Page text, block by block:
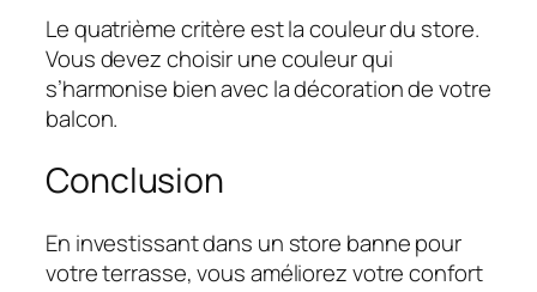
Le quatrième critère est la couleur du store.
Vous devez choisir une couleur qui
s’harmonise bien avec la décoration de votre
balcon.
Conclusion
En investissant dans un store banne pour
votre terrasse, vous améliorez votre confort